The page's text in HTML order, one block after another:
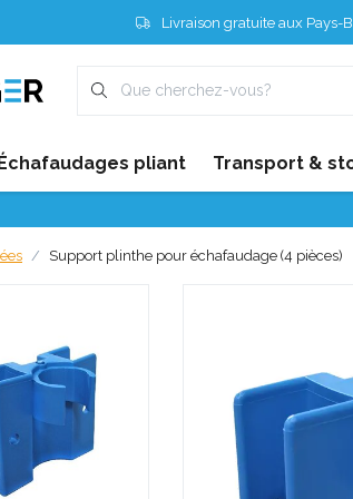
Livraison gratuite aux Pays-
pliant Transport &
Support plinthe pour échafaudage (4 pièces)